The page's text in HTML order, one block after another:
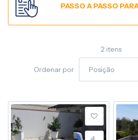
2 itens
Ordenar por
PASSO A PASSO